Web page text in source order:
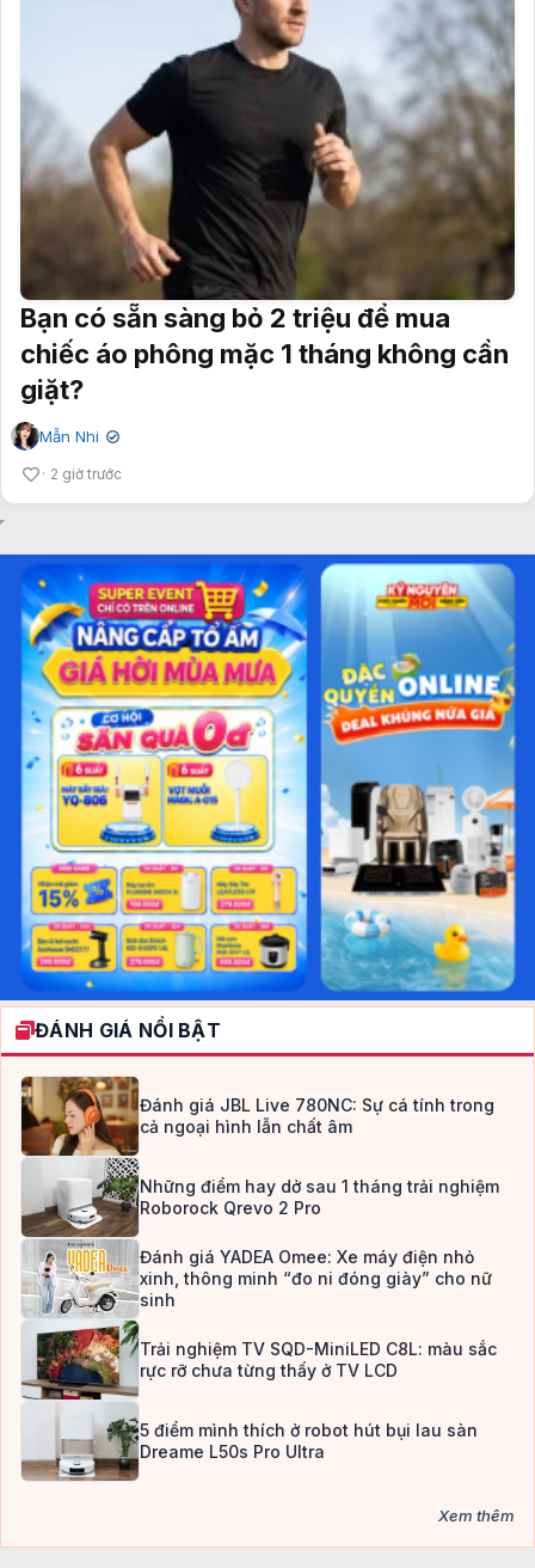
Bạn có sẵn sàng bỏ 2 triệu để mua
chiếc áo phông mặc 1 tháng không cần
giặt?
Mẫn Nhi ✔
2 giờ trước
ĐÁNH GIÁ NỔI BẬT
Đánh giá JBL Live 780NC: Sự cá tính trong
cả ngoại hình lẫn chất âm
Những điểm hay dở sau 1 tháng trải nghiệm
Roborock Qrevo 2 Pro
Đánh giá YADEA Omee: Xe máy điện nhỏ
xinh, thông minh “đo ni đóng giày” cho nữ
sinh
Trải nghiệm TV SQD-MiniLED C8L: màu sắc
rực rỡ chưa từng thấy ở TV LCD
5 điểm mình thích ở robot hút bụi lau sàn
Dreame L50s Pro Ultra
Xem thêm